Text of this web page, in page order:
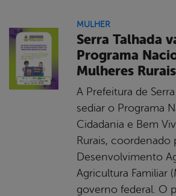
MULHER
Serra Talhada
Programa
Mulheres Rurais
A Prefeitura de
sediar o Programa
Cidadania e Bem
Rurais,
Desenvolvimento
Agricultura Familiar
governo federal. O